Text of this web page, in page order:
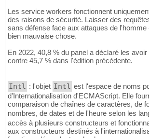
Les service workers fonctionnent
des raisons de sécurité. Laisser des
sans défense face aux attaques de l'homme
bien mauvaise chose.
En 2022, 40,8 % du panel a déclaré les avoir
contre 45,7 % dans l'édition précédente.
Intl : l'objet Intl est l'espace de noms
d'Internationalisation d'ECMAScript. Elle
comparaison de chaînes de caractères, de
nombres, de dates et de l'heure selon les
accès à plusieurs constructeurs et
aux constructeurs destinés à